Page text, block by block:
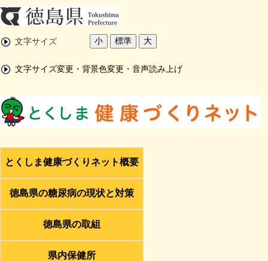
文字サイズ 小 標準 大
文字サイズ変更・背景色変更・音声読み上げ
とくしま健康づくりネット概要
徳島県の糖尿病の現状と対策
徳島県の取組
県内保健所